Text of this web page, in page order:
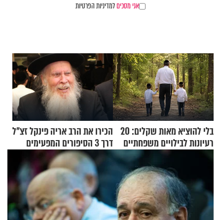
אני מסכיםלמדיניות הפרטיות
בלי להוציא מאות שקלים: 20
רעיונות לבילויים משפחתיים
כמעט בחינם
הכירו את הרב אריה פינקל זצ"ל
דרך 3 הסיפורים המפעימים
האלה